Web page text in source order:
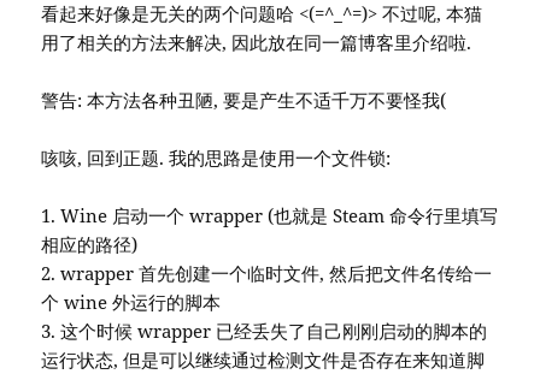
看起来好像是无关的两个问题哈 <(=^_^=)> 不过呢, 本猫
用了相关的方法来解决, 因此放在同一篇博客里介绍啦.
警告: 本方法各种丑陋, 要是产生不适千万不要怪我(
咳咳, 回到正题. 我的思路是使用一个文件锁:
1. Wine 启动一个 wrapper (也就是 Steam 命令行里填写
相应的路径)
2. wrapper 首先创建一个临时文件, 然后把文件名传给一
个 wine 外运行的脚本
3. 这个时候 wrapper 已经丢失了自己刚刚启动的脚本的
运行状态, 但是可以继续通过检测文件是否存在来知道脚